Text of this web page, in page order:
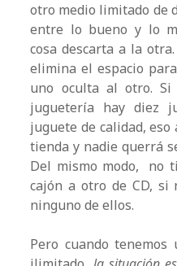
otro medio limitado de
entre lo bueno y lo
cosa descarta a la
elimina el espacio
uno oculta al otro.
juguetería hay diez
juguete de calidad,
tienda y nadie querrá
Del mismo modo, no
cajón a otro de CD, si
ninguno de ellos.
Pero cuando tenemos